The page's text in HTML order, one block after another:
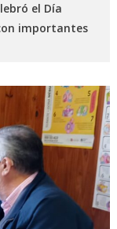
el Día
importantes